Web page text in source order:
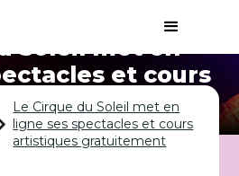
Soleil met en
et cours
Le Cirque du Soleil met en
ligne ses spectacles et cours
artistiques gratuitement